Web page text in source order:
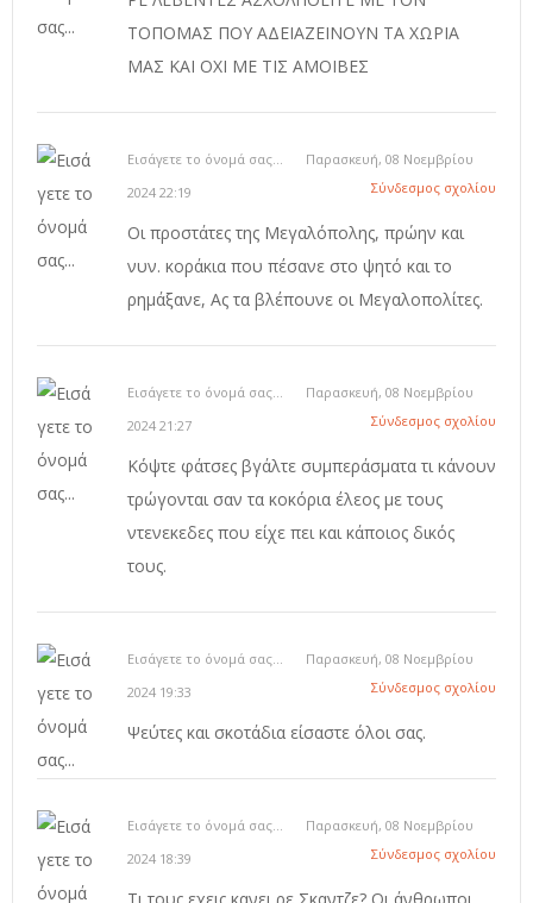
ΤΟΠΟΜΑΣ ΠΟΥ ΑΔΕΙΑΖΕΙΝΟΥΝ ΤΑ ΧΩΡΙΑ
ΜΑΣ ΚΑΙ ΟΧΙ ΜΕ ΤΙΣ ΑΜΟΙΒΕΣ
Εισάγετε το όνομά σας...
Παρασκευή, 08 Νοεμβρίου
2024 22:19
Σύνδεσμος σχολίου
Οι προστάτες της Μεγαλόπολης, πρώην και
νυν. κοράκια που πέσανε στο ψητό και το
ρημάξανε, Ας τα βλέπουνε οι Μεγαλοπολίτες.
Εισάγετε το όνομά σας...
Παρασκευή, 08 Νοεμβρίου
2024 21:27
Σύνδεσμος σχολίου
Κόψτε φάτσες βγάλτε συμπεράσματα τι κάνουν
τρώγονται σαν τα κοκόρια έλεος με τους
ντενεκεδες που είχε πει και κάποιος δικός
τους.
Εισάγετε το όνομά σας...
Παρασκευή, 08 Νοεμβρίου
2024 19:33
Σύνδεσμος σχολίου
Ψεύτες και σκοτάδια είσαστε όλοι σας.
Εισάγετε το όνομά σας...
Παρασκευή, 08 Νοεμβρίου
2024 18:39
Σύνδεσμος σχολίου
Tι τους εχεις κανει ρε Σκαντζε? Οι άνθρωποι